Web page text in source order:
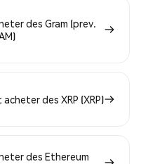
des Gram (prev.
des XRP (XRP)
des Ethereum